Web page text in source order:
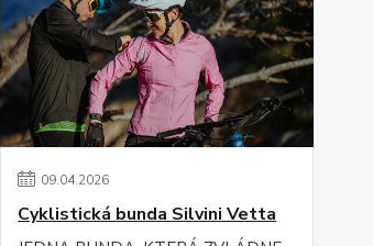
09.04.2026
Cyklistická bunda Silvini Vetta